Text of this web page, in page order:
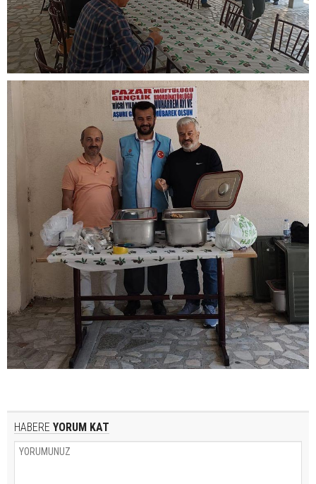
HABERE YORUM KAT